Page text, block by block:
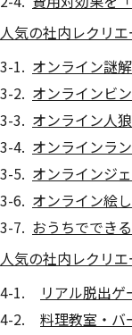
人気の社内レクリエ
オンライン謎
オンラインビ
オンライン人
オンラインラ
オンラインジ
オンライン絵
おうちででき
人気の社内レクリエ
リアル脱出ゲ
料理教室・バ